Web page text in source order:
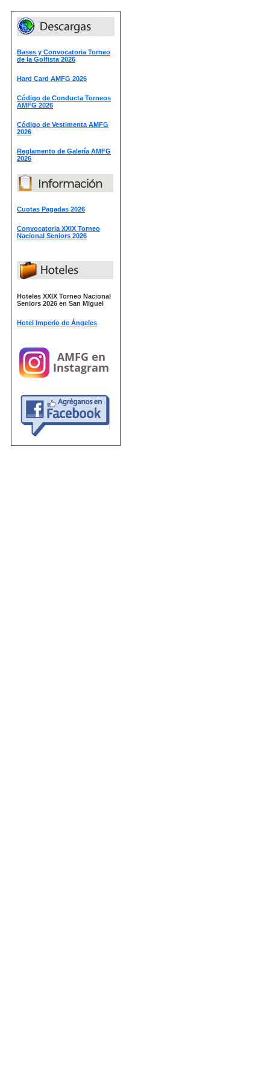
Bases y Convocatoria Torneo
de la Golfista 2026
Hard Card AMFG 2026
Código de Conducta Torneos
AMFG 2026
Código de Vestimenta AMFG
2026
Reglamento de Galería AMFG
2026
Cuotas Pagadas 2026
Convocatoria XXIX Torneo
Nacional Seniors 2026
Hoteles XXIX Torneo Nacional
Seniors 2026 en San Miguel
Hotel Imperio de Ángeles